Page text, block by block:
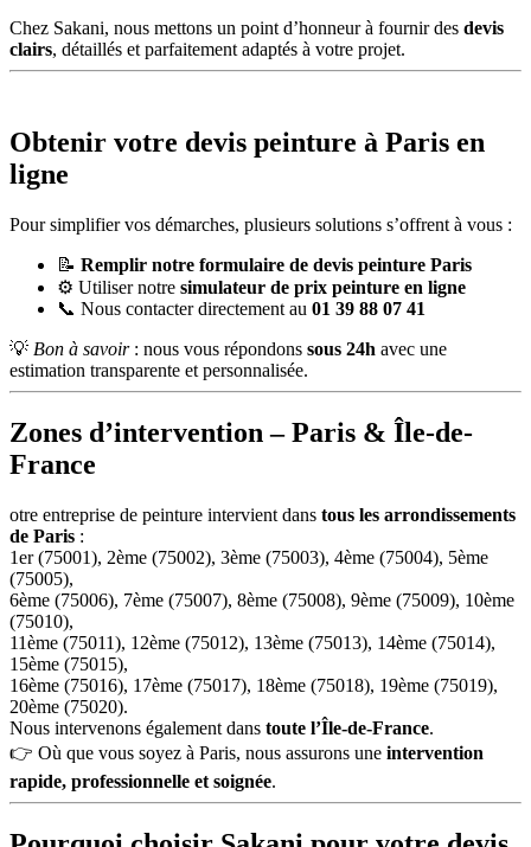
Chez Sakani, nous mettons un point d’honneur à fournir des devis
clairs, détaillés et parfaitement adaptés à votre projet.
Obtenir votre devis peinture à Paris en
ligne
Pour simplifier vos démarches, plusieurs solutions s’offrent à vous :
📝 Remplir notre formulaire de devis peinture Paris
⚙️ Utiliser notre simulateur de prix peinture en ligne
📞 Nous contacter directement au 01 39 88 07 41
💡 Bon à savoir: nous vous répondons sous 24h avec une
estimation transparente et personnalisée.
Zones d’intervention – Paris & Île-de-
France
otre entreprise de peinture intervient dans tous les arrondissements
de Paris :
1er (75001), 2ème (75002), 3ème (75003), 4ème (75004), 5ème
(75005),
6ème (75006), 7ème (75007), 8ème (75008), 9ème (75009), 10ème
(75010),
11ème (75011), 12ème (75012), 13ème (75013), 14ème (75014),
15ème (75015),
16ème (75016), 17ème (75017), 18ème (75018), 19ème (75019),
20ème (75020).
Nous intervenons également dans toute l’Île-de-France.
👉 Où que vous soyez à Paris, nous assurons une intervention
rapide, professionnelle et soignée.